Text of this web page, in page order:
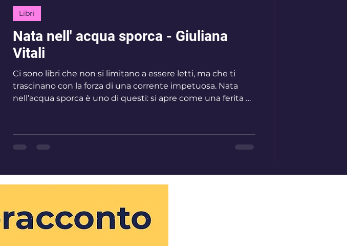
Nata nell' acqua sporca - Giuliana
Vitali
Ci sono libri che non si limitano a essere letti, ma che ti
trascinano con la forza di una corrente impetuosa. Nata
nell’acqua sporca è uno di questi: si apre come una ferita e,
commuovere o per giustificarsi: scrive per testimoniare,
per scolpire sulla carta la memoria di un vissuto che è
Libri